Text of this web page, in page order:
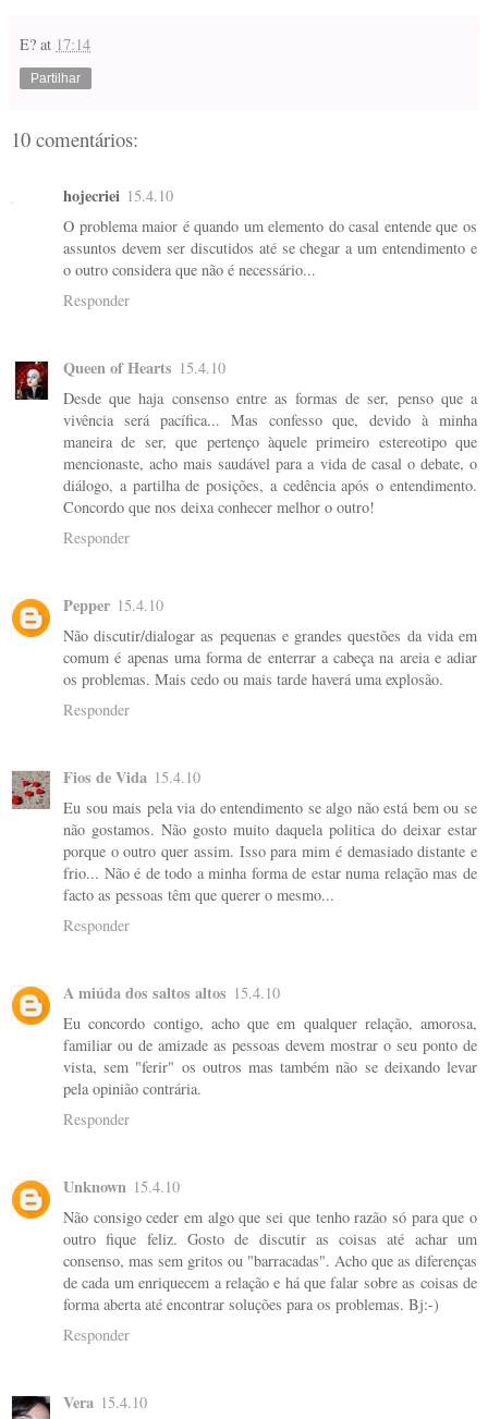
E? at 17:14
Partilhar
10 comentários:
hojecriei 15.4.10
O problema maior é quando um elemento do casal entende que os
assuntos devem ser discutidos até se chegar a um entendimento e
o outro considera que não é necessário...
Responder
Queen of Hearts 15.4.10
Desde que haja consenso entre as formas de ser, penso que a
vivência será pacífica... Mas confesso que, devido à minha
maneira de ser, que pertenço àquele primeiro estereotipo que
mencionaste, acho mais saudável para a vida de casal o debate, o
diálogo, a partilha de posições, a cedência após o entendimento.
Concordo que nos deixa conhecer melhor o outro!
Responder
Pepper 15.4.10
Não discutir/dialogar as pequenas e grandes questões da vida em
comum é apenas uma forma de enterrar a cabeça na areia e adiar
os problemas. Mais cedo ou mais tarde haverá uma explosão.
Responder
Fios de Vida 15.4.10
Eu sou mais pela via do entendimento se algo não está bem ou se
não gostamos. Não gosto muito daquela politica do deixar estar
porque o outro quer assim. Isso para mim é demasiado distante e
frio... Não é de todo a minha forma de estar numa relação mas de
facto as pessoas têm que querer o mesmo...
Responder
A miúda dos saltos altos 15.4.10
Eu concordo contigo, acho que em qualquer relação, amorosa,
familiar ou de amizade as pessoas devem mostrar o seu ponto de
vista, sem "ferir" os outros mas também não se deixando levar
pela opinião contrária.
Responder
Unknown 15.4.10
Não consigo ceder em algo que sei que tenho razão só para que o
outro fique feliz. Gosto de discutir as coisas até achar um
consenso, mas sem gritos ou "barracadas". Acho que as diferenças
de cada um enriquecem a relação e há que falar sobre as coisas de
forma aberta até encontrar soluções para os problemas. Bj:-)
Responder
Vera 15.4.10